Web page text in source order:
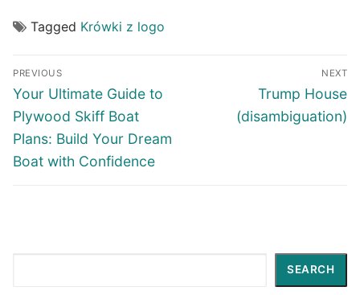
Tagged Krówki z logo
Post
navigation
PREVIOUS
Previous
post:
Your Ultimate Guide to
Plywood Skiff Boat
Plans: Build Your Dream
Boat with Confidence
NEXT
Next
post:
Trump House
(disambiguation)
SEARCH